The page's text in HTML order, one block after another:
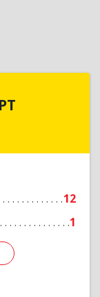
12
1
ЭКСПЕРТ
г,